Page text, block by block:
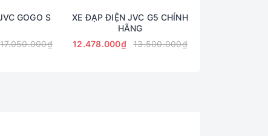
GOGO S
17.050.000₫
XE ĐẠP ĐIỆN JVC G5 CHÍNH
HÃNG
12.478.000₫
13.500.000₫